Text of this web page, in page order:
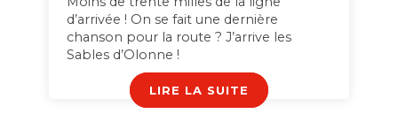
d’arrivée ! On se fait une dernière
chanson pour la route ? J’arrive les
Sables d’Olonne !
LIRE LA SUITE